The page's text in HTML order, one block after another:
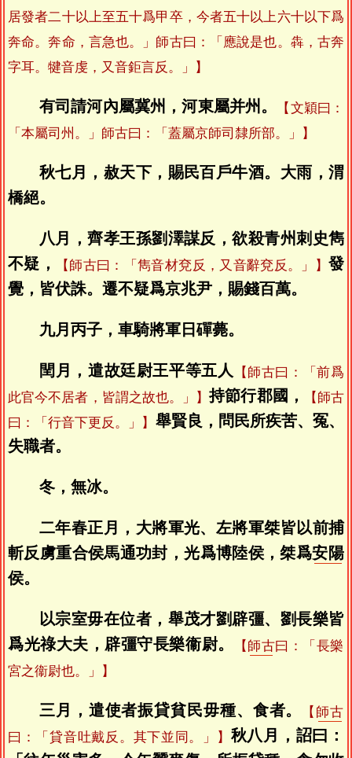
居發者二十以上至五十爲甲卒，今者五十以上六十以下爲
奔命。奔命，言急也。」師古曰：「應說是也。犇，古奔
字耳。犍音虔，又音鉅言反。」】
有司請河內屬冀州，河東屬并州。
【文穎曰：
「本屬司州。」師古曰：「蓋屬京師司隸所部。」】
秋七月，赦天下，賜民百戶牛酒。大雨，渭
橋絕。
八月，齊孝王孫劉澤謀反，欲殺青州刺史雋
不疑，
【師古曰：「雋音材兗反，又音辭兗反。」】發
覺，皆伏誅。遷不疑爲京兆尹，賜錢百萬。
九月丙子，車騎將軍日磾薨。
閏月，遣故廷尉王平等五人【師古曰：「前爲
此官今不居者，皆謂之故也。」】持節行郡國，
【師古
曰：「行音下更反。」】 舉賢良，問民所疾苦、冤、
失職者。
冬，無冰。
二年春正月，大將軍光、左將軍桀皆以前捕
斬反虜重合侯馬通功封，光爲博陸侯，桀爲安陽
侯。
以宗室毋在位者，舉茂才劉辟彊、劉長樂皆
爲光祿大夫，辟彊守長樂衞尉。
【 師古曰：「長樂
宮之衞尉也。」】
三月，遣使者振貸貧民毋種、食者。 【 師古
曰：「貸音吐戴反。其下並同。」】 秋八月，詔曰：